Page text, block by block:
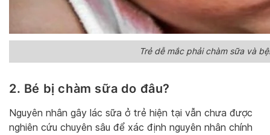
Trẻ dễ mắc phải chàm sữa và
2. Bé bị chàm sữa do đâu?
Nguyên nhân gây lác sữa ở trẻ hiện tại vẫn chưa được
nghiên cứu chuyên sâu để xác định nguyên nhân chính